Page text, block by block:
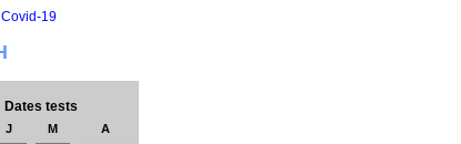
Covid-19
Dates tests
J M
A